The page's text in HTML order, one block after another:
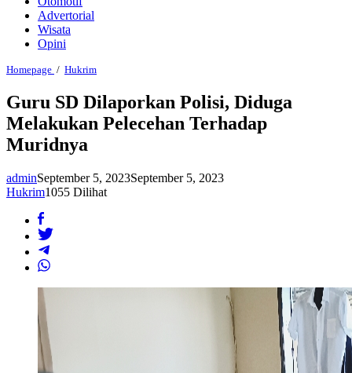
Advertorial
Wisata
Opini
Homepage / HukrimGuru
Dilaporkan
Polisi,
Diduga
Melakukan
Guru SD Dilaporkan Polisi, Diduga
Melakukan Pelecehan Terhadap
Muridnya
adminSeptember 5, 2023September 5, 2023
Hukrim1055 Dilihat